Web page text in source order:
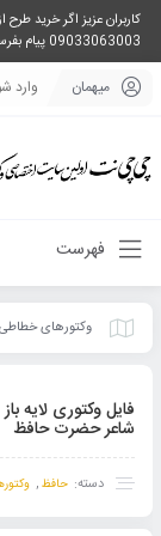
کاربران عزیز اگر خرید
09033063003 پیام بفرستید، یا تماس بگیرید و طرح مورد نظر خود را دریافت نمایید.
میهمان وارد
فهرست
وکتورهای خطاطی
فایل وکتوری لایه
شاعر حضرت حافظ
دسته: حافظ,